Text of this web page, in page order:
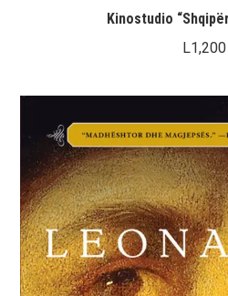
Kinostudio
L1,200